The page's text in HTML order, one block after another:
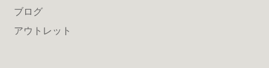
ブログ
アウトレット